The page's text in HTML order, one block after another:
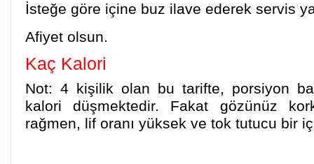
İsteğe göre içine buz ilave ederek servis
Afiyet olsun.
Kaç Kalori
Not: 4 kişilik olan bu tarifte, porsiyon
kalori düşmektedir. Fakat gözünüz
rağmen, lif oranı yüksek ve tok tutucu bir